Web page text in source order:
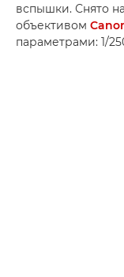
вспышки. Снято
объективом
параметрами: 1/